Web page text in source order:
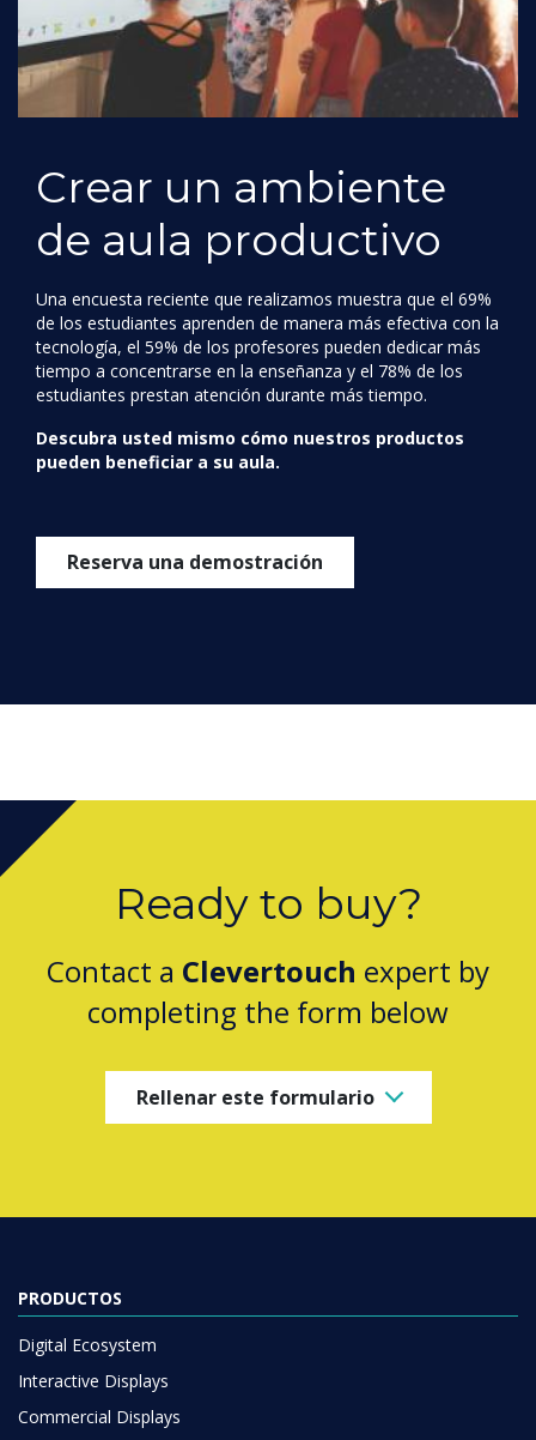
Crear un ambiente
de aula productivo
Una encuesta reciente que realizamos muestra que el 69%
de los estudiantes aprenden de manera más efectiva con la
tecnología, el 59% de los profesores pueden dedicar más
tiempo a concentrarse en la enseñanza y el 78% de los
estudiantes prestan atención durante más tiempo.
Descubra usted mismo cómo nuestros productos
pueden beneficiar a su aula.
Reserva una demostración
Ready to buy?
Contact a Clevertouch expert by
completing the form below
Rellenar este formulario
PRODUCTOS
Digital Ecosystem
Interactive Displays
Commercial Displays